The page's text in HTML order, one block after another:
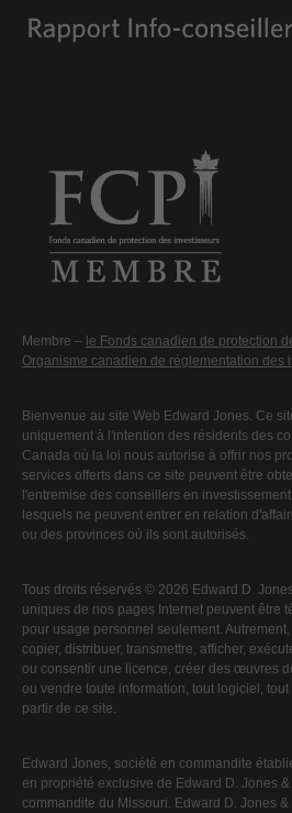
Membre – le Fonds canadien de protection
Organisme canadien de réglementation des
Bienvenue au site Web Edward Jones. Ce
uniquement à l'intention des résidents des
Canada où la loi nous autorise à offrir nos
services offerts dans ce site peuvent être
l'entremise des conseillers en
lesquels ne peuvent entrer en relation
ou des provinces où ils sont autorisés.
Tous droits réservés © 2026 Edward D.
uniques de nos pages Internet peuvent être
pour usage personnel seulement.
copier, distribuer, transmettre, afficher,
ou consentir une licence, créer des œuvres
ou vendre toute information, tout logiciel,
partir de ce site.
Edward Jones, société en commandite
en propriété exclusive de Edward D. Jones &
commandite du Missouri. Edward D. Jones &